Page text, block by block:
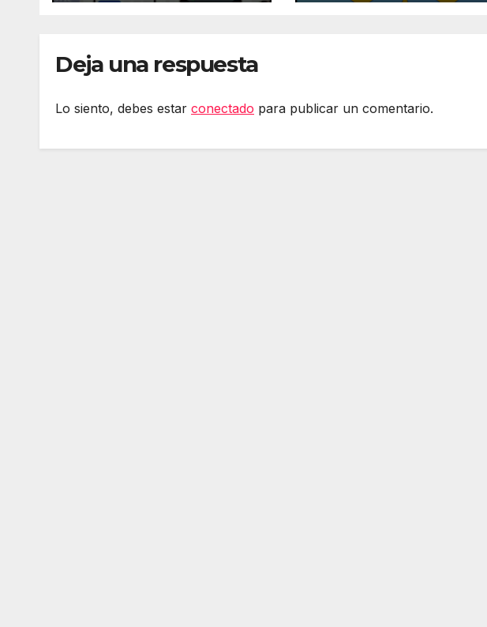
en iPhone en la UE
Deja una respuesta
Lo siento, debes estar conectado para publicar un comentario.